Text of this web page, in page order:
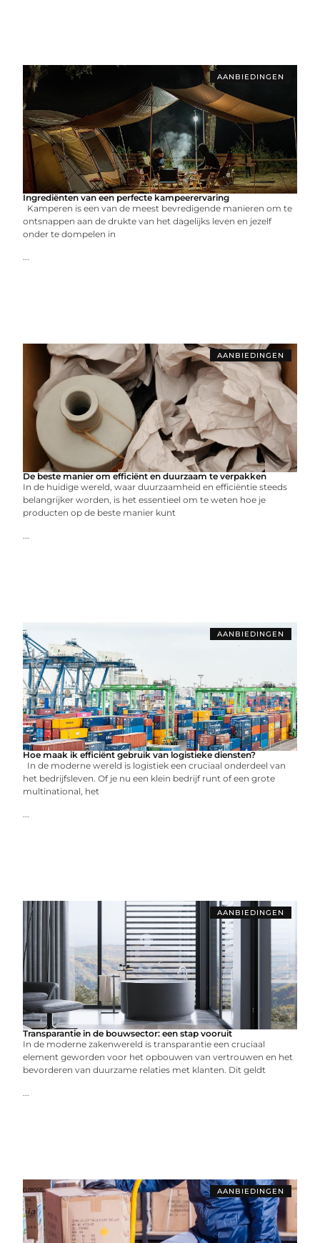
AANBIEDINGEN
Ingrediënten van een perfecte kampeerervaring
Kamperen is een van de meest bevredigende manieren om te
ontsnappen aan de drukte van het dagelijks leven en jezelf
onder te dompelen in
...
AANBIEDINGEN
De beste manier om efficiënt en duurzaam te verpakken
In de huidige wereld, waar duurzaamheid en efficiëntie steeds
belangrijker worden, is het essentieel om te weten hoe je
producten op de beste manier kunt
...
AANBIEDINGEN
Hoe maak ik efficiënt gebruik van logistieke diensten?
In de moderne wereld is logistiek een cruciaal onderdeel van
het bedrijfsleven. Of je nu een klein bedrijf runt of een grote
multinational, het
...
AANBIEDINGEN
Transparantie in de bouwsector: een stap vooruit
In de moderne zakenwereld is transparantie een cruciaal
element geworden voor het opbouwen van vertrouwen en het
bevorderen van duurzame relaties met klanten. Dit geldt
...
AANBIEDINGEN